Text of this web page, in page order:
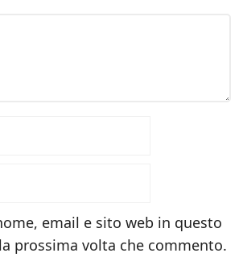
email e sito web in questo
prossima volta che commento.